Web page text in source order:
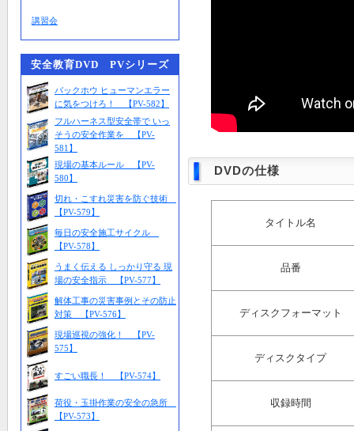
講習会
安全教育DVD PVシリーズ
バックホウ ヒューマンエラー
に気をつけろ！ 【PV-582】
フルハーネス型安全帯で いっ
そうの安全作業を 【PV-
581】
現場の基本ルール 【PV-
580】
切れ・こすれ災害を防ぐ技術
【PV-579】
毎日の安全施工サイクル
【PV-578】
うまく伝える しっかり守る 現
場の安全指示 【PV-577】
解体工事の災害事例とその防止
対策 【PV-576】
現場巡視の強化！ 【PV-
575】
すごい職長！ 【PV-574】
荷役・玉掛作業の安全の急所
【PV-573】
DVDの仕様
タイトル名
品番
ディスクフォーマット
ディスクタイプ
収録時間